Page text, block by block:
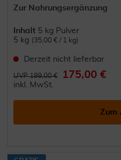
Zur Nahrungsergänzung
Inhalt 5 kg Pulver
5 kg (35,00 € / 1 kg)
Derzeit nicht lieferbar
UVP 189,00 € 175,00 €
inkl. MwSt.
Zum